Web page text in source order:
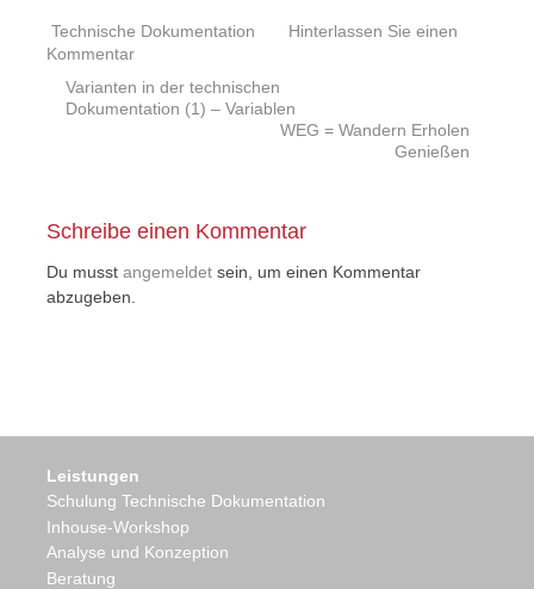
Technische Dokumentation
Hinterlassen Sie einen
Kommentar
Beitrags
Varianten in der technischen
Dokumentation (1) – Variablen
WEG = Wandern Erholen
Genießen
Schreibe einen Kommentar
Du musst angemeldetsein, um einen Kommentar
abzugeben.
Leistungen
Schulung Technische Dokumentation
Inhouse-Workshop
Analyse und Konzeption
Beratung